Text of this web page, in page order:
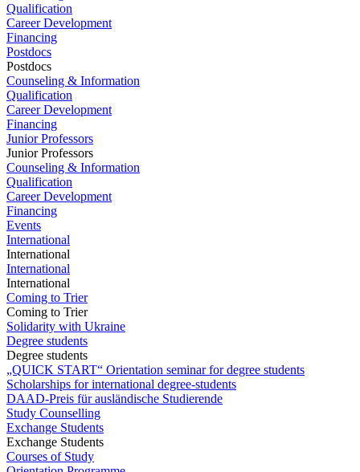
Qualification
Career Development
Financing
Postdocs
Postdocs
Counseling & Information
Qualification
Career Development
Financing
Junior Professors
Junior Professors
Counseling & Information
Qualification
Career Development
Financing
Events
International
International
International
International
Coming to Trier
Coming to Trier
Solidarity with Ukraine
Degree students
Degree students
„QUICK START“ Orientation seminar for degree students
Scholarships for international degree-students
DAAD-Preis für ausländische Studierende
Study Counselling
Exchange Students
Exchange Students
Courses of Study